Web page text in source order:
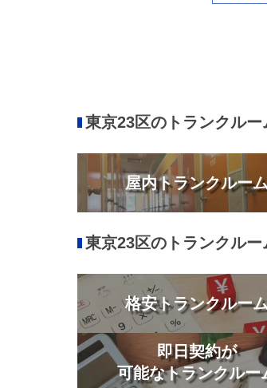
東京23区のトランクル
屋内トランクルー
東京23区のトランクル
格安トランクルー
即日契約が
可能なトランクルー